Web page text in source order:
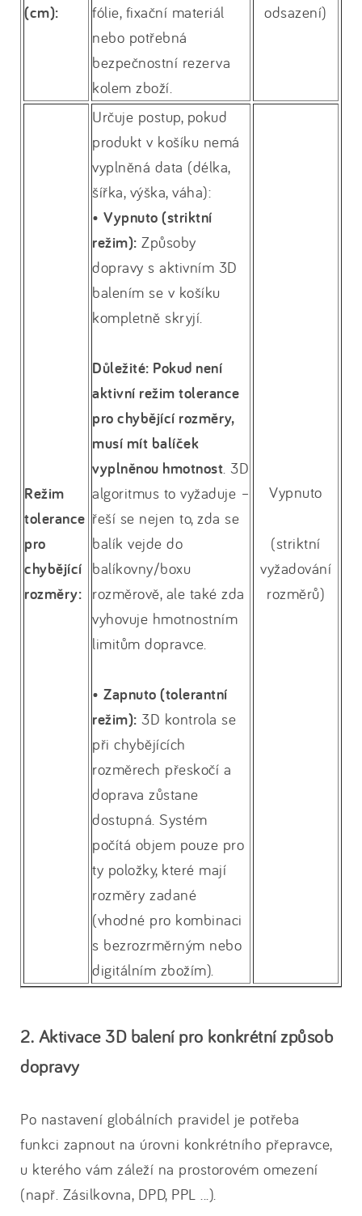
(cm):
fólie, fixační materiál
nebo potřebná
bezpečnostní rezerva
kolem zboží.
odsazení)
Režim
tolerance
pro
chybějící
rozměry:
Určuje postup, pokud
produkt v košíku nemá
vyplněná data (délka,
šířka, výška, váha):
• Vypnuto (striktní
režim): Způsoby
dopravy s aktivním 3D
balením se v košíku
kompletně skryjí.
Důležité: Pokud není
aktivní režim tolerance
pro chybějící rozměry,
musí mít balíček
vyplněnou hmotnost . 3D
algoritmus to vyžaduje –
řeší se nejen to, zda se
balík vejde do
balíkovny/boxu
rozměrově, ale také zda
vyhovuje hmotnostním
limitům dopravce.
• Zapnuto (tolerantní
režim): 3D kontrola se
při chybějících
rozměrech přeskočí a
doprava zůstane
dostupná. Systém
počítá objem pouze pro
ty položky, které mají
rozměry zadané
(vhodné pro kombinaci
s bezrozrměrným nebo
digitálním zbožím).
Vypnuto
(striktní
vyžadování
rozměrů)
2. Aktivace 3D balení pro konkrétní způsob
dopravy
Po nastavení globálních pravidel je potřeba
funkci zapnout na úrovni konkrétního přepravce,
u kterého vám záleží na prostorovém omezení
(např. Zásilkovna, DPD, PPL ...).